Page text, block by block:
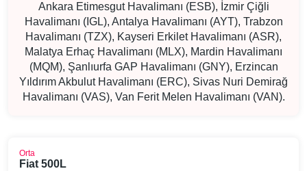
Ankara Etimesgut Havalimanı (ESB), İzmir Çiğli
Havalimanı (IGL), Antalya Havalimanı (AYT), Trabzon
Havalimanı (TZX), Kayseri Erkilet Havalimanı (ASR),
Malatya Erhaç Havalimanı (MLX), Mardin Havalimanı
(MQM), Şanlıurfa GAP Havalimanı (GNY), Erzincan
Yıldırım Akbulut Havalimanı (ERC), Sivas Nuri Demirağ
Havalimanı (VAS), Van Ferit Melen Havalimanı (VAN).
Orta
Fiat 500L